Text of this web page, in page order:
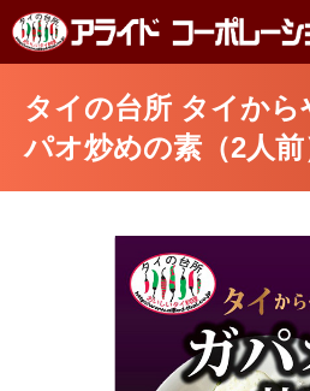
タイの台所 タイか
パオ炒めの素（2人